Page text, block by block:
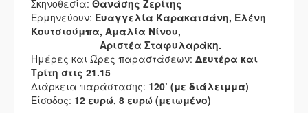
Σκηνοθεσία: Θανάσης Ζερίτης
Ερμηνεύουν: Ευαγγελία Καρακατσάνη, Ελένη
Κουτσιούμπα, Αμαλία Νίνου,
Αριστέα Σταφυλαράκη.
Ημέρες και Ώρες παραστάσεων: Δευτέρα και
Τρίτη στις 21.15
Διάρκεια παράστασης: 120’ (με διάλειμμα)
Είσοδος: 12 ευρώ, 8 ευρώ (μειωμένο)